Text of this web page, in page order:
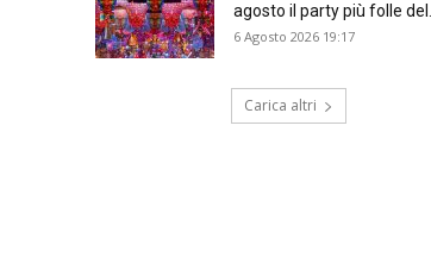
agosto il party più folle del...
6 Agosto 2026 19:17
Carica altri